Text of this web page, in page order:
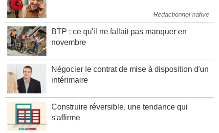
Rédactionnel native
BTP : ce qu'il ne fallait pas manquer en
novembre
Négocier le contrat de mise à disposition d'un
intérimaire
Construire réversible, une tendance qui
s'affirme